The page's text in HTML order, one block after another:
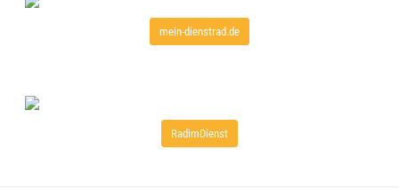
mein-dienstrad.de
RadimDienst